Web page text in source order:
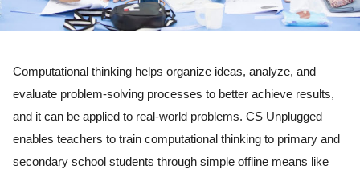
Computational thinking helps organize ideas, analyze, and
evaluate problem-solving processes to better achieve results,
and it can be applied to real-world problems. CS Unplugged
enables teachers to train computational thinking to primary and
secondary school students through simple offline means like